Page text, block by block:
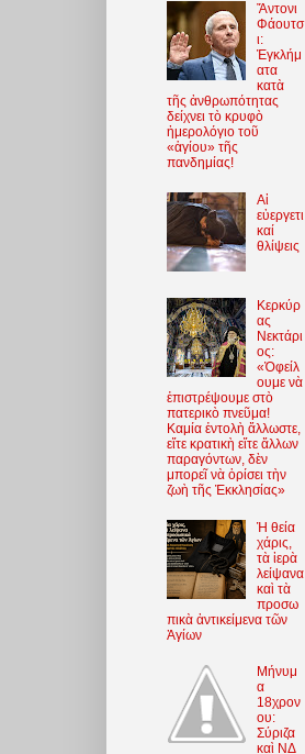
Ἄντονι
Φάουτσ
ι:
Ἐγκλήμ
ατα
κατὰ
τῆς ἀνθρωπότητας
δείχνει τὸ κρυφὸ
ἡμερολόγιο τοῦ
«ἁγίου» τῆς
πανδημίας!
Αἱ
εὐεργετι
καί
θλίψεις
Κερκύρ
ας
Νεκτάρι
ος:
«Ὀφείλ
ουμε νὰ
ἐπιστρέψουμε στὸ
πατερικὸ πνεῦμα!
Καμία ἐντολὴ ἄλλωστε,
εἴτε κρατικὴ εἴτε ἄλλων
παραγόντων, δὲν
μπορεῖ νὰ ὁρίσει τὴν
ζωὴ τῆς Ἐκκλησίας»
Ἡ θεία
χάρις,
τὰ ἱερὰ
λείψανα
καὶ τὰ
προσω
πικὰ ἀντικείμενα τῶν
Ἁγίων
Μήνυμ
α
18χρον
ου:
Σύριζα
καὶ ΝΔ